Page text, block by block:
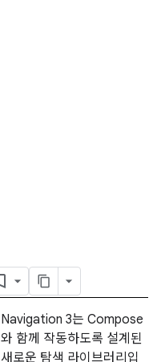
Navigation 3는 Compose
와 함께 작동하도록 설계된
새로운 탐색 라이브러리입